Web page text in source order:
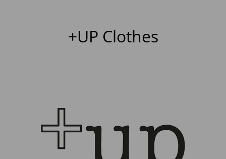
+UP Clothes